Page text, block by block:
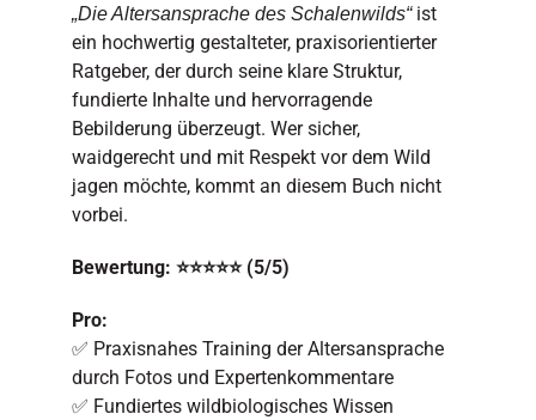
„Die Altersansprache des Schalenwilds“ist
ein hochwertig gestalteter, praxisorientierter
Ratgeber, der durch seine klare Struktur,
fundierte Inhalte und hervorragende
Bebilderung überzeugt. Wer sicher,
waidgerecht und mit Respekt vor dem Wild
jagen möchte, kommt an diesem Buch nicht
vorbei.
Bewertung: ⭐⭐⭐⭐⭐ (5/5)
Pro:
✅ Praxisnahes Training der Altersansprache
durch Fotos und Expertenkommentare
✅ Fundiertes wildbiologisches Wissen